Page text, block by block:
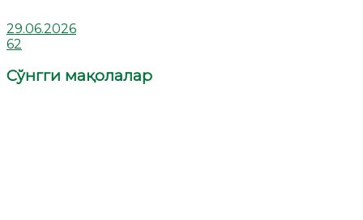
29.06.2026
62
Сўнгги мақолалар